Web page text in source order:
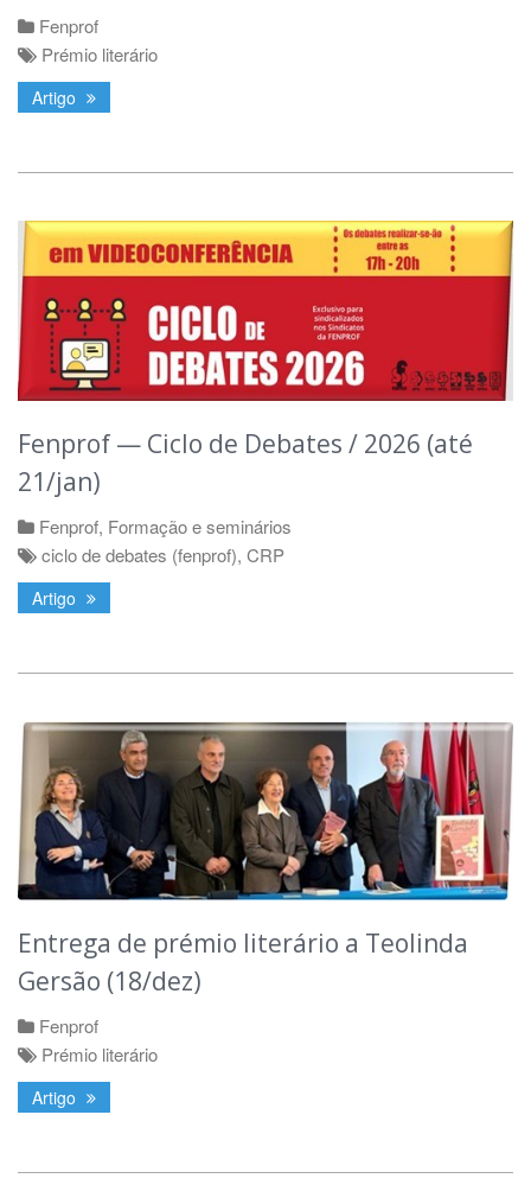
Fenprof
Prémio literário
Artigo
Fenprof — Ciclo de Debates / 2026 (até
21/jan)
Fenprof, Formação e seminários
ciclo de debates (fenprof), CRP
Artigo
Entrega de prémio literário a Teolinda
Gersão (18/dez)
Fenprof
Prémio literário
Artigo